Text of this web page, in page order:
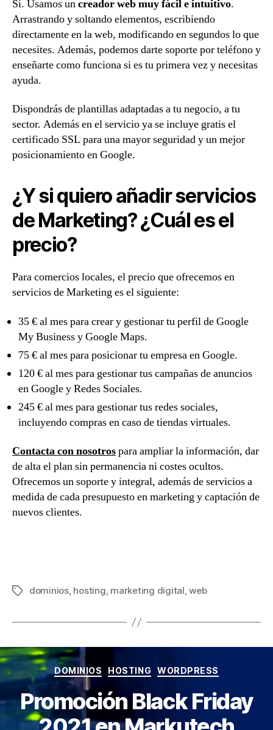
Sí. Usamos uncreador web muy fácil e intuitivo.
Arrastrando y soltando elementos, escribiendo
directamente en la web, modificando en segundos lo que
necesites. Además, podemos darte soporte por teléfono y
enseñarte como funciona si es tu primera vez y necesitas
ayuda.
Dispondrás de plantillas adaptadas a tu negocio, a tu
sector. Además en el servicio ya se incluye gratis el
certificado SSL para una mayor seguridad y un mejor
posicionamiento en Google.
¿Y si quiero añadir servicios
de Marketing? ¿Cuál es el
precio?
Para comercios locales, el precio que ofrecemos en
servicios de Marketing es el siguiente:
35 € al mes para crear y gestionar tu perfil de Google
My Business y Google Maps.
75 € al mes para posicionar tu empresa en Google.
120 € al mes para gestionar tus campañas de anuncios
en Google y Redes Sociales.
245 € al mes para gestionar tus redes sociales,
incluyendo compras en caso de tiendas virtuales.
Contacta con nosotrospara ampliar la información, dar
de alta el plan sin permanencia ni costes ocultos.
Ofrecemos un soporte y integral, además de servicios a
medida de cada presupuesto en marketing y captación de
nuevos clientes.
Etiquetas
dominios, hosting, marketing digital,web
Categorías
DOMINIOS HOSTING WORDPRESS
Promoción Black Friday